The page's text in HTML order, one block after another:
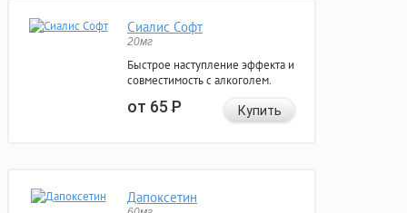
Сиалис Софт
20мг
Быстрое наступление эффекта и
совместимость с алкоголем.
от 65Р Купить
Дапоксетин